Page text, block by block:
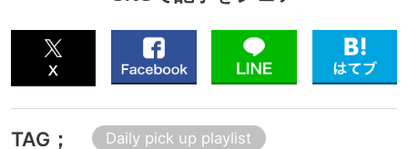
TAG；
Daily pick up playlist